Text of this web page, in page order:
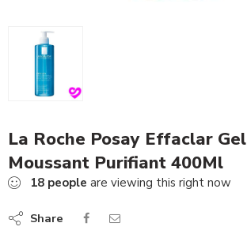
La Roche Posay Effaclar Gel
Moussant Purifiant 400Ml
18 people are viewing this right now
Share